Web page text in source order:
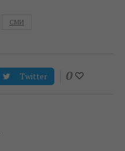
СМИ
Twitter 0